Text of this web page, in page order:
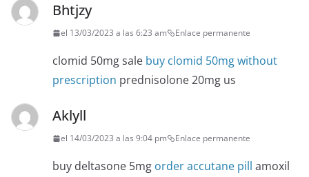
Bhtjzy
el 13/03/2023 a las 6:23 am Enlace permanente
clomid 50mg sale buy clomid 50mg without
prescription prednisolone 20mg us
Aklyll
el 14/03/2023 a las 9:04 pm Enlace permanente
buy deltasone 5mg order accutane pill amoxil